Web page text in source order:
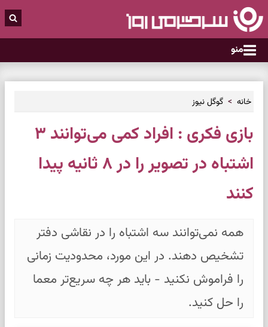
منو
خانه گوگل نیوز
بازی فکری : افراد کمی می‌توانند ۳
اشتباه در تصویر را در ۸ ثانیه پیدا
کنند
همه نمی‌توانند سه اشتباه را در نقاشی دفتر
تشخیص دهند. در این مورد، محدودیت زمانی
را فراموش نکنید - باید هر چه سریع‌تر معما
را حل کنید.